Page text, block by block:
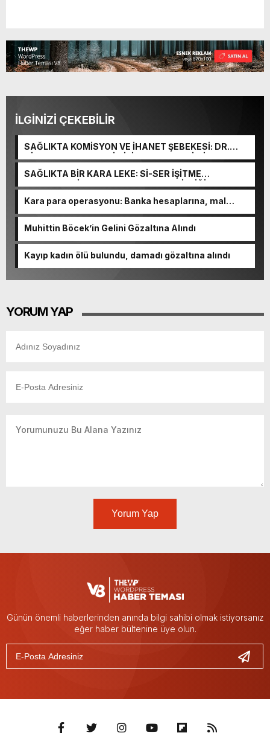
İLGİNİZİ ÇEKEBİLİR
SAĞLIKTA KOMİSYON VE İHANET ŞEBEKESİ: DR.
NİHAT URUÇ VE SEMİH İŞİTME MERKEZİ’NİN SGK
VURGUNU!
SAĞLIKTA BİR KARA LEKE: Sİ-SER İŞİTME
MERKEZLERİ VE MODERN UMUT TACİRLİĞİ
Kara para operasyonu: Banka hesaplarına, mal
Muhittin Böcek’in Gelini Gözaltına Alındı
Kayıp kadın ölü bulundu, damadı gözaltına alındı
YORUM YAP
Yorum Yap
Günün önemli haberlerinden anında bilgi sahibi olmak istiyorsanız
eğer haber bültenine üye olun.